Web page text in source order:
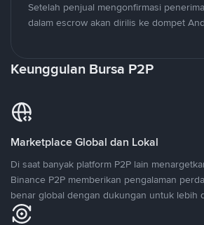
Setelah penjual mengonfirmasi
dalam escrow akan dirilis ke dompet
Keunggulan Bursa P2P
Marketplace Global dan Lokal
Di saat banyak platform P2P lain
Binance P2P memberikan pengalaman
benar global dengan dukungan untuk lebih